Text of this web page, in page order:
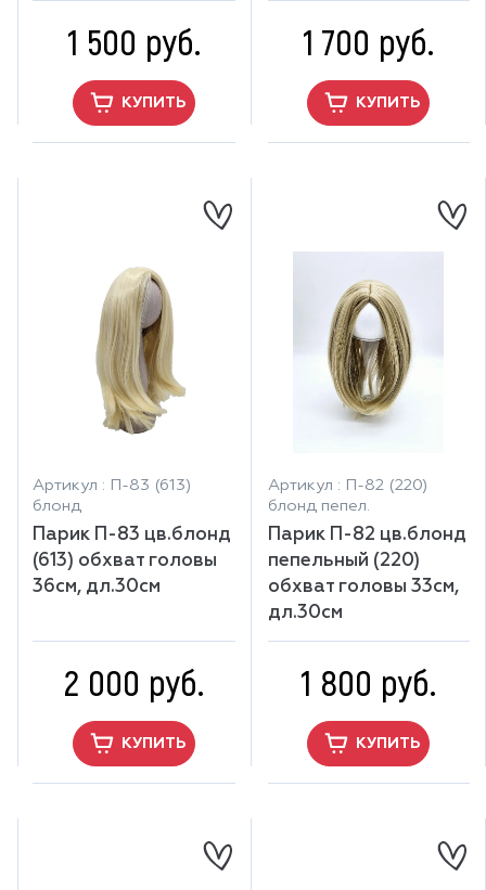
1 500 руб.
КУПИТЬ
1 700 руб.
КУПИТЬ
Артикул : П-83 (613)
блонд
Парик П-83 цв.блонд
(613) обхват головы
36см, дл.30см
2 000 руб.
КУПИТЬ
Артикул : П-82 (220)
блонд пепел.
Парик П-82 цв.блонд
пепельный (220)
обхват головы 33см,
дл.30см
1 800 руб.
КУПИТЬ